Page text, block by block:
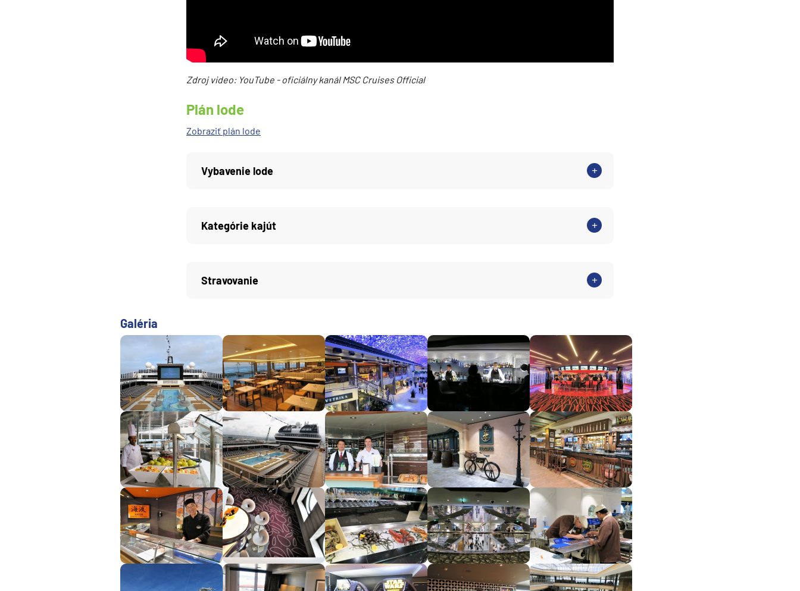
Arabský polostrov
Japonsko
Austrália a Nový Zéland
Havaj a Južný Pacifik
Havajské ostrovy
Tahiti a Južný Pacifik
Repozičné plavby
Repozičné plavby
Transatlantické plavby
⇆ Panamský kanál
⇆ Pobrežie Európy
⇆ Suezský prieplav
Plavby okolo sveta
Plavba okolo sveta - segment
Plavby okolo sveta
Expedičné plavby
Zdroj video: YouTube - oficiálny kanál MSC Cruises Official
Plán lode
Zobraziť plán lode
Vybavenie lode
Kategórie kajút
Stravovanie
Galéria